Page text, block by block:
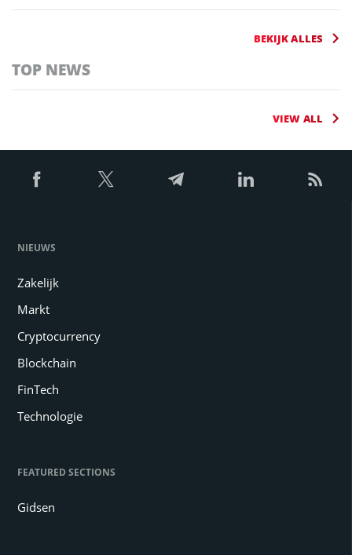
BEKIJK ALLES
TOP NEWS
VIEW ALL
NIEUWS
Zakelijk
Markt
Cryptocurrency
Blockchain
FinTech
Technologie
FEATURED SECTIONS
Gidsen